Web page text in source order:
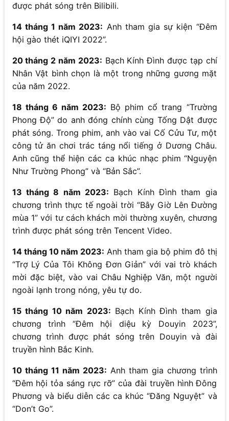
được phát sóng trên Bilibili.
14 tháng 1 năm 2023: Anh tham gia sự kiện “Đêm
hội gào thét iQIYI 2022”.
20 tháng 2 năm 2023: Bạch Kính Đình được tạp chí
Nhân Vật bình chọn là một trong những gương mặt
của năm 2022.
18 tháng 6 năm 2023: Bộ phim cổ trang “Trường
Phong Độ” do anh đóng chính cùng Tống Dật được
phát sóng. Trong phim, anh vào vai Cố Cửu Tư, một
công tử ăn chơi trác táng nổi tiếng ở Dương Châu.
Anh cũng thể hiện các ca khúc nhạc phim “Nguyện
Như Trường Phong” và “Bản Sắc”.
13 tháng 8 năm 2023: Bạch Kính Đình tham gia
chương trình thực tế ngoài trời “Bây Giờ Lên Đường
mùa 1” với tư cách khách mời thường xuyên, chương
trình được phát sóng trên Tencent Video.
14 tháng 10 năm 2023: Anh tham gia bộ phim đô thị
“Trợ Lý Của Tôi Không Đơn Giản” với vai trò khách
mời đặc biệt, vào vai Châu Nghiệp Văn, một người
ngoài lạnh trong nóng, yêu tự do.
15 tháng 10 năm 2023: Bạch Kính Đình tham gia
chương trình “Đêm hội diệu kỳ Douyin 2023”,
chương trình được phát sóng trên Douyin và đài
truyền hình Bắc Kinh.
10 tháng 11 năm 2023: Anh tham gia chương trình
“Đêm hội tỏa sáng rực rỡ” của đài truyền hình Đông
Phương và biểu diễn các ca khúc “Đăng Nguyệt” và
“Don’t Go”.